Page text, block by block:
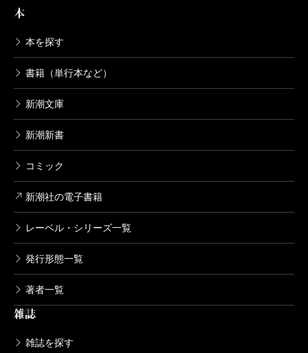
本
本を探す
書籍（単行本など）
新潮文庫
新潮新書
コミック
新潮社の電子書籍
レーベル・シリーズ一覧
発行形態一覧
著者一覧
雑誌
雑誌を探す